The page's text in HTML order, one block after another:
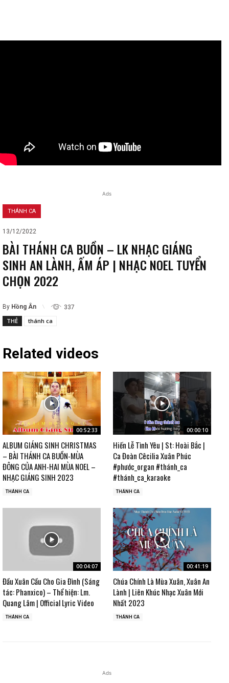
Ads
THÁNH CA
13/12/2022
BÀI THÁNH CA BUỒN – LK NHẠC GIÁNG
SINH AN LÀNH, ẤM ÁP | NHẠC NOEL TUYỂN
CHỌN 2022
By Hồng Ân 337
THẺ thánh ca
Related videos
00:52:33
ALBUM GIÁNG SINH CHRISTMAS
– BÀI THÁNH CA BUỒN-MÙA
ĐÔNG CỦA ANH-HAI MÙA NOEL –
NHẠC GIÁNG SINH 2023
THÁNH CA
00:00:10
Hiến Lễ Tình Yêu | St: Hoài Bắc |
Ca Đoàn Cêcilia Xuân Phúc
#phước_organ #thánh_ca
#thánh_ca_karaoke
THÁNH CA
00:04:07
Đầu Xuân Cầu Cho Gia Đình (Sáng
tác: Phanxico) – Thể hiện: Lm.
Quang Lâm | Official Lyric Video
THÁNH CA
00:41:19
Chúa Chính Là Mùa Xuân, Xuân An
Lành | Liên Khúc Nhạc Xuân Mới
Nhất 2023
THÁNH CA
Ads